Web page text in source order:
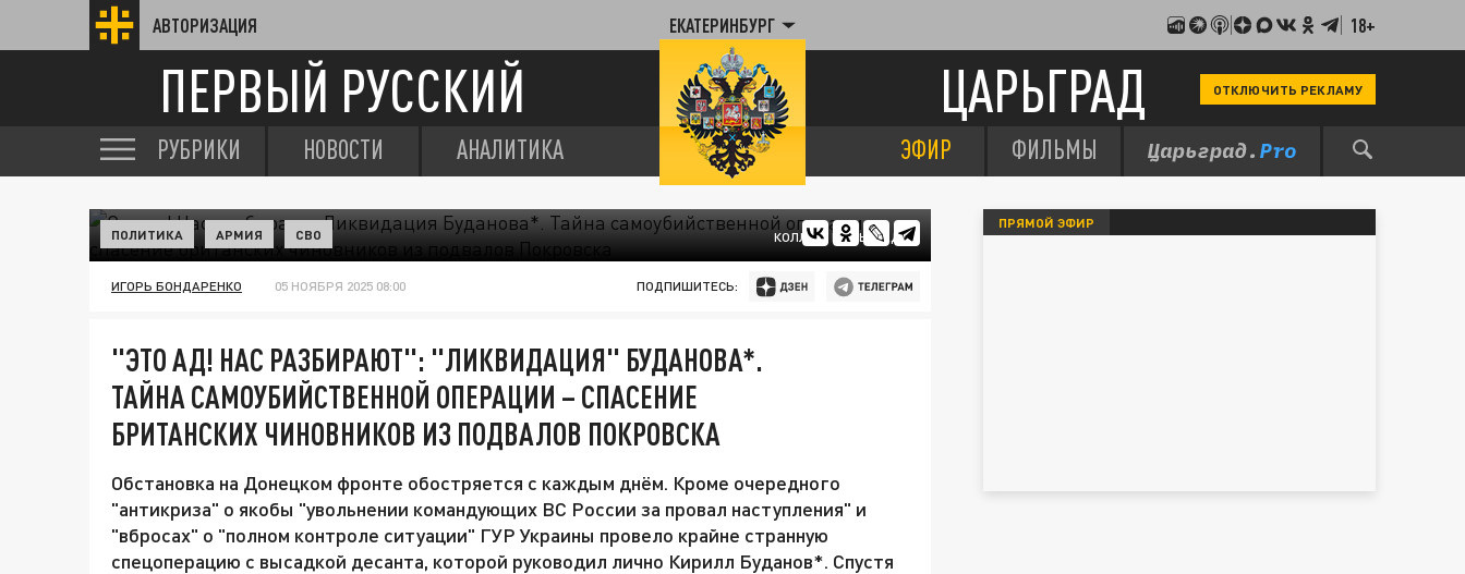
АВТОРИЗАЦИЯ ЕКАТЕРИНБУРГ 18+
ПЕРВЫЙ РУССКИЙ ЦАРЬГРАД ОТКЛЮЧИТЬ РЕКЛАМУ
РУБРИКИ НОВОСТИ АНАЛИТИКА ЭФИР ФИЛЬМЫ
КОЛЛАЖ ЦАРЬГРАДА
ПОЛИТИКА АРМИЯ СВО
ИГОРЬ БОНДАРЕНКО 05 НОЯБРЯ 2025 08:00 ПОДПИШИТЕСЬ:
"ЭТО АД! НАС РАЗБИРАЮТ": "ЛИКВИДАЦИЯ" БУДАНОВА*.
ТАЙНА САМОУБИЙСТВЕННОЙ ОПЕРАЦИИ – СПАСЕНИЕ
БРИТАНСКИХ ЧИНОВНИКОВ ИЗ ПОДВАЛОВ ПОКРОВСКА
Обстановка на Донецком фронте обостряется с каждым днём. Кроме очередного
"антикриза" о якобы "увольнении командующих ВС России за провал наступления" и
"вбросах" о "полном контроле ситуации" ГУР Украины провело крайне странную
спецоперацию с высадкой десанта, которой руководил лично Кирилл Буданов*. Спустя
ПРЯМОЙ ЭФИР